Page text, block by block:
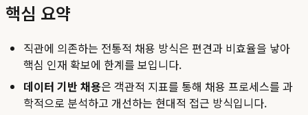
핵심 요약
직관에 의존하는 전통적 채용 방식은 편견과 비효율을 낳아
핵심 인재 확보에 한계를 보입니다.
데이터 기반 채용은 객관적 지표를 통해 채용 프로세스를 과
학적으로 분석하고 개선하는 현대적 접근 방식입니다.